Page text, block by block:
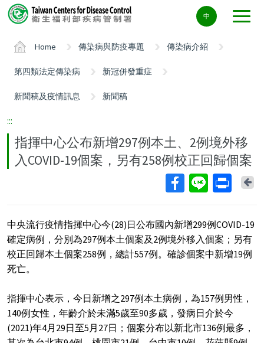
Center
block
中
Home 傳染病與防疫專題 傳染病介紹
第四類法定傳染病 新冠併發重症
新聞稿及疫情訊息 新聞稿
:::
指揮中心公布新增297例本土、2例境外移
入COVID-19個案，另有258例校正回歸個案
中央流行疫情指揮中心今(28)日公布國內新增299例COVID-19
確定病例，分別為297例本土個案及2例境外移入個案；另有
校正回歸本土個案258例，總計557例。確診個案中新增19例
死亡。
指揮中心表示，今日新增之297例本土病例，為157例男性，
140例女性，年齡介於未滿5歲至90多歲，發病日介於今
(2021)年4月29日至5月27日；個案分布以新北市136例最多，